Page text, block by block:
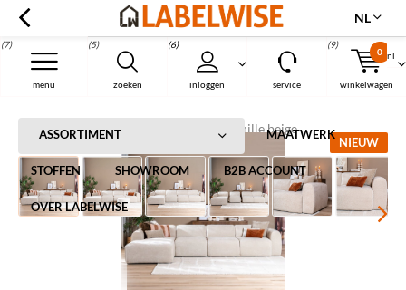
nl
zoeken
(5)
inloggen
(6)
menu
(7)
service winkelwagen
0
(9)
Menu
NL
ASSORTIMENT MAATWERK
STOFFEN SHOWROOM B2B ACCOUNT
OVER LABELWISE
Home Hoekbank links Maine XL chenille beige
NIEUW